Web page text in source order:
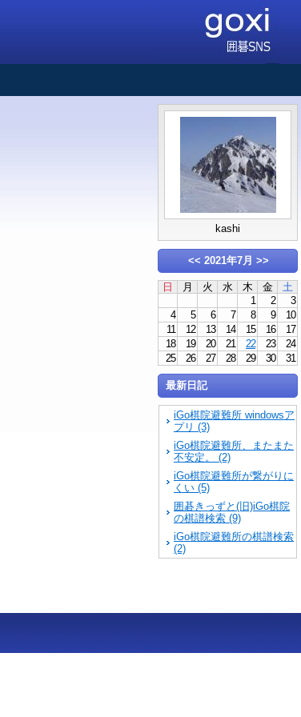
kashi
<< 2021年7月 >>
日 月 火 水 木 金
土
1
2
3
4
5 6 7 8 9
10
11
12 13 14 15 16
17
18
19 20 21 22 23
24
25
26 27 28 29 30 31
最新日記
iGo棋院避難所 windowsア
プリ (3)
iGo棋院避難所、またまた
不安定。 (2)
iGo棋院避難所が繋がりに
くい (5)
囲碁きっずと(旧)iGo棋院
の棋譜検索 (9)
iGo棋院避難所の棋譜検索
(2)